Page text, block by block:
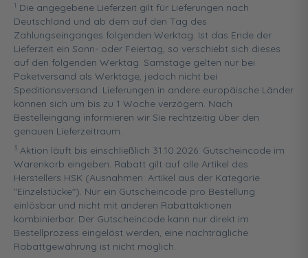
1 Die angegebene Lieferzeit gilt für Lieferungen nach
Deutschland und ab dem auf den Tag des
Zahlungseinganges folgenden Werktag. Ist das Ende der
Lieferzeit ein Sonn- oder Feiertag, so verschiebt sich dieses
auf den folgenden Werktag. Samstage gelten nur bei
Paketversand als Werktage, jedoch nicht bei
Speditionsversand. Lieferungen in andere europäische Länder
können sich um bis zu 1 Woche verzögern. Nach
Bestelleingang informieren wir Sie rechtzeitig über den
genauen Lieferzeitraum.
3 Aktion läuft bis einschließlich 31.10.2026. Gutscheincode im
Warenkorb eingeben. Rabatt gilt auf alle Artikel des
Herstellers HSK (Ausnahmen: Artikel aus der Kategorie
"Einzelstücke"). Nur ein Gutscheincode pro Bestellung
einlösbar und nicht mit anderen Rabattaktionen
kombinierbar. Der Gutscheincode kann nur direkt im
Bestellprozess eingelöst werden, eine nachträgliche
Rabattgewährung ist nicht möglich.